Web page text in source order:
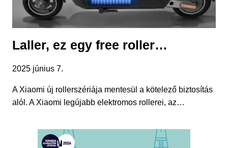
Laller, ez egy free roller…
2025 június 7.
A Xiaomi új rollerszériája mentesül a kötelező biztosítás
alól. A Xiaomi legújabb elektromos rollerei, az…